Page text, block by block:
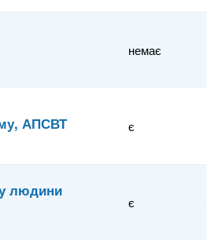
немає
АПСВТ є
людини
є